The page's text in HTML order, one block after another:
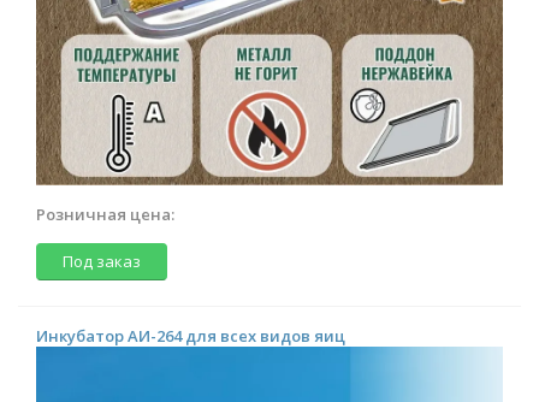
Розничная цена:
Под заказ
Инкубатор АИ-264 для всех видов яиц